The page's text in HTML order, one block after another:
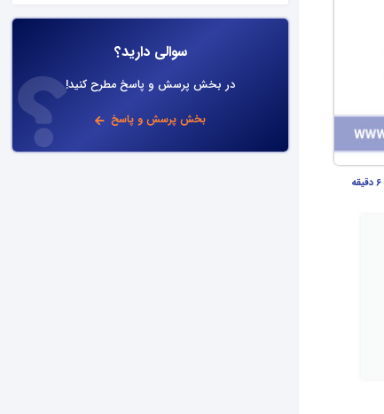
6 دقیقه
سوالی دارید؟
در بخش پرسش و پاسخ مطرح کنید!
بخش پرسش و پاسخ